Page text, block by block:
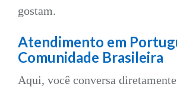
gostam.
Atendimento em
Comunidade Brasileira
Aqui, você conversa